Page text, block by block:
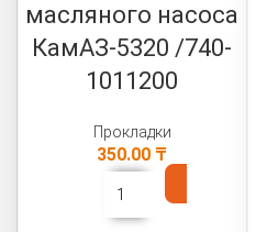
масляного насоса
КамАЗ-5320 /740-
1011200
Прокладки
350.00 ₸